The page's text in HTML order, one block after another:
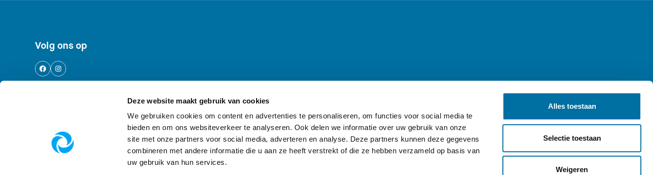
Deze website maakt gebruik van cookies
We gebruiken cookies om content en advertenties te personaliseren, om functies voor social media te
bieden en om ons websiteverkeer te analyseren. Ook delen we informatie over uw gebruik van onze
site met onze partners voor social media, adverteren en analyse. Deze partners kunnen deze gegevens
combineren met andere informatie die u aan ze heeft verstrekt of die ze hebben verzameld op basis van
uw gebruik van hun services.
Alles toestaan
Selectie toestaan
Weigeren
Footer navigatie
Volg ons op
Logo AWD, Amsterdamse Waterleidingduinen — Naar de homepage van awd.waternet.nl